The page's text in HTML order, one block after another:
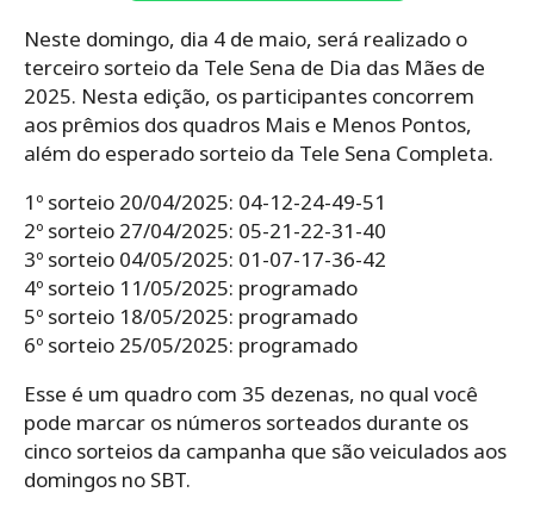
Neste domingo, dia 4 de maio, será realizado o
terceiro sorteio da Tele Sena de Dia das Mães de
2025. Nesta edição, os participantes concorrem
aos prêmios dos quadros Mais e Menos Pontos,
além do esperado sorteio da Tele Sena Completa.
1º sorteio 20/04/2025: 04-12-24-49-51
2º sorteio 27/04/2025: 05-21-22-31-40
3º sorteio 04/05/2025: 01-07-17-36-42
4º sorteio 11/05/2025: programado
5º sorteio 18/05/2025: programado
6º sorteio 25/05/2025: programado
Esse é um quadro com 35 dezenas, no qual você
pode marcar os números sorteados durante os
cinco sorteios da campanha que são veiculados aos
domingos no SBT.